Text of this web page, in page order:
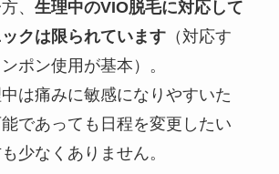
、 生理中のVIO脱毛に対応して
クは限られています（対応す
ポン使用が基本）。
は痛みに敏感になりやすいた
であっても日程を変更したい
少なくありません。